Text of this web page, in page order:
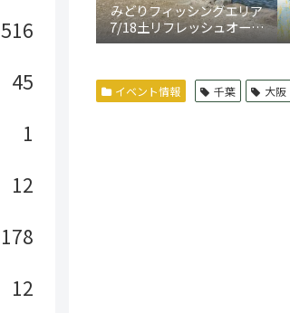
みどりフィッシングエリア
7/18土リフレッシュオープ
ン！【大田原市】
イベント情報 千葉 大阪
516
45
1
12
178
12